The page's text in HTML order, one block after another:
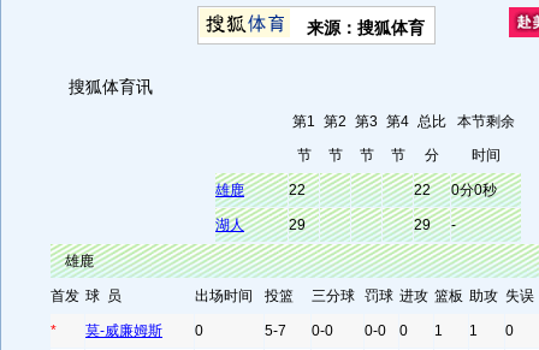
来源：搜狐体育
搜狐体育讯
第1
节
第2
节
第3
节
第4
节
总比
分
本节剩余
时间
雄鹿 22 22 0分0秒
湖人 29 29 -
雄鹿
首发 球 员 出场时间 投篮 三分球 罚球 进攻 篮板 助攻 失误
* 莫-威廉姆斯 0 5-7 0-0 0-0 0 1 1 0